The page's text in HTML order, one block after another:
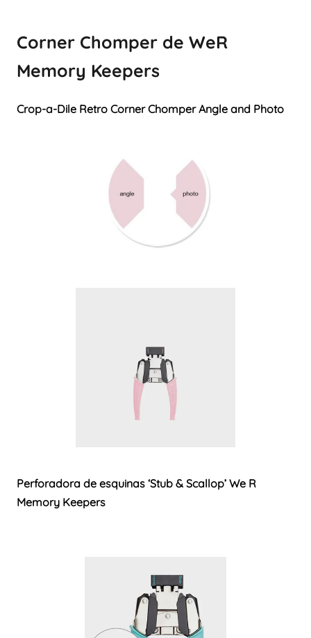
Corner Chomper de WeR
Memory Keepers
Crop-a-Dile Retro Corner Chomper Angle and Photo
Perforadora de esquinas ‘Stub & Scallop’ We R
Memory Keepers